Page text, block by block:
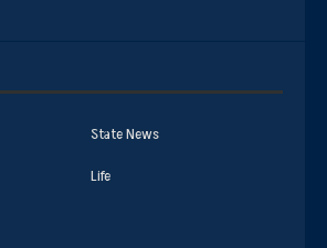
State News
Life